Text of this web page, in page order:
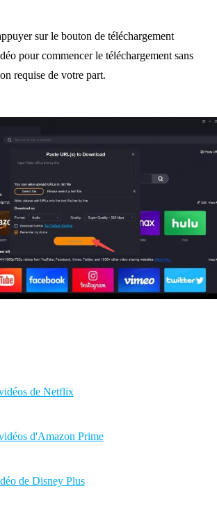
sur le bouton de téléchargement
pour commencer le téléchargement sans
requise de votre part.
de Netflix
d'Amazon Prime
de Disney Plus